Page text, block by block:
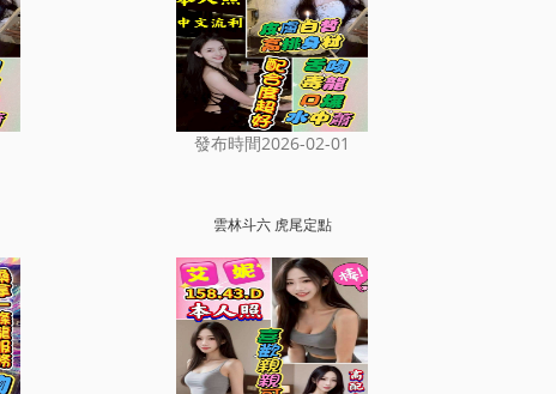
發布時間2026-02-01
雲林斗六 虎尾定點